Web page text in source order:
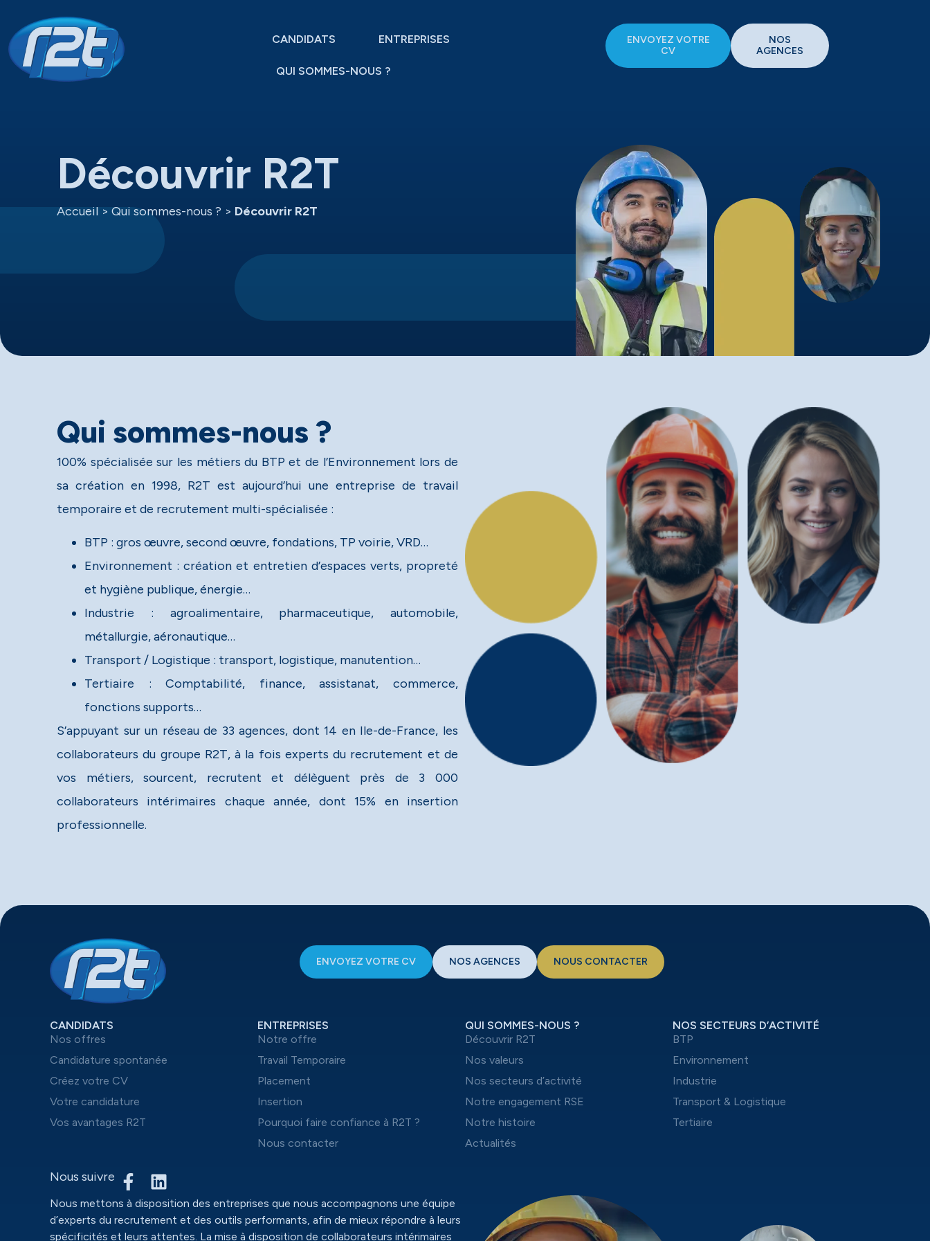
CANDIDATS ENTREPRISES
QUI SOMMES-NOUS ?
ENVOYEZ VOTRE
CV
NOS
AGENCES
Découvrir R2T
Accueil > Qui sommes-nous ? > Découvrir R2T
Qui sommes-nous ?
100% spécialisée sur les métiers du BTP et de l’Environnement lors de
sa création en 1998, R2T est aujourd’hui une entreprise de travail
temporaire et de recrutement multi-spécialisée :
BTP : gros œuvre, second œuvre, fondations, TP voirie, VRD…
Environnement : création et entretien d’espaces verts, propreté
et hygiène publique, énergie…
Industrie : agroalimentaire, pharmaceutique, automobile,
métallurgie, aéronautique…
Transport / Logistique : transport, logistique, manutention…
Tertiaire : Comptabilité, finance, assistanat, commerce,
fonctions supports…
S’appuyant sur un réseau de 33 agences, dont 14 en Ile-de-France, les
collaborateurs du groupe R2T, à la fois experts du recrutement et de
vos métiers, sourcent, recrutent et délèguent près de 3 000
collaborateurs intérimaires chaque année, dont 15% en insertion
professionnelle.
ENVOYEZ VOTRE CV NOS AGENCES NOUS CONTACTER
CANDIDATS
Nos offres
Candidature spontanée
Créez votre CV
Votre candidature
Vos avantages R2T
ENTREPRISES
Notre offre
Travail Temporaire
Placement
Insertion
Pourquoi faire confiance à R2T ?
Nous contacter
QUI SOMMES-NOUS ?
Découvrir R2T
Nos valeurs
Nos secteurs d’activité
Notre engagement RSE
Notre histoire
Actualités
NOS SECTEURS D’ACTIVITÉ
BTP
Environnement
Industrie
Transport & Logistique
Tertiaire
Nous suivre
Nous mettons à disposition des entreprises que nous accompagnons une équipe
d’experts du recrutement et des outils performants, afin de mieux répondre à leurs
spécificités et leurs attentes. La mise à disposition de collaborateurs intérimaires